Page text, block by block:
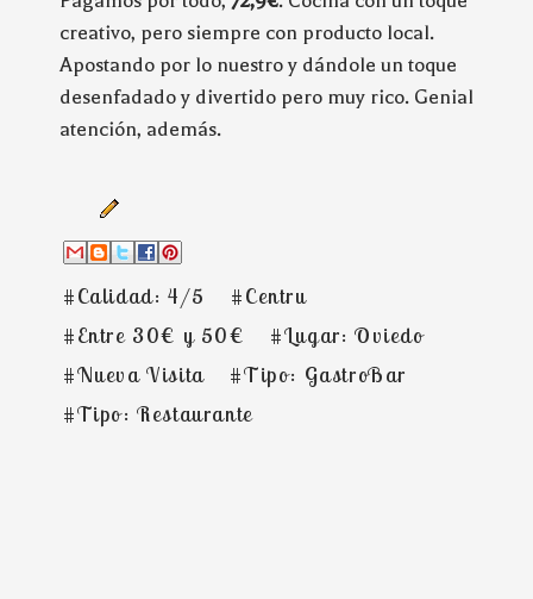
creativo, pero siempre con producto local.
Apostando por lo nuestro y dándole un toque
desenfadado y divertido pero muy rico. Genial
atención, además.
#Calidad: 4/5
#Centru
#Entre 30€ y 50€
#Lugar: Oviedo
#Nueva Visita
#Tipo: GastroBar
#Tipo: Restaurante